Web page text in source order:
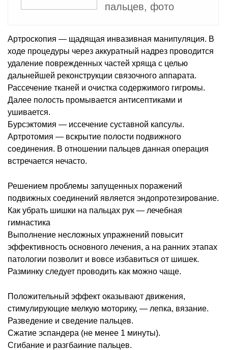
пальцев, фото
Артроскопия — щадящая инвазивная манипуляция. В
ходе процедуры через аккуратный надрез проводится
удаление поврежденных частей хряща с целью
дальнейшей реконструкции связочного аппарата.
Рассечение тканей и очистка содержимого гигромы.
Далее полость промывается антисептиками и
ушивается.
Бурсэктомия — иссечение суставной капсулы.
Артротомия — вскрытие полости подвижного
соединения. В отношении пальцев данная операция
встречается нечасто.
Решением проблемы запущенных поражений
подвижных соединений является эндопротезирование.
Как убрать шишки на пальцах рук — лечебная
гимнастика
Выполнение несложных упражнений повысит
эффективность основного лечения, а на ранних этапах
патологии позволит и вовсе избавиться от шишек.
Разминку следует проводить как можно чаще.
Положительный эффект оказывают движения,
стимулирующие мелкую моторику, — лепка, вязание.
Разведение и сведение пальцев.
Сжатие эспандера (не менее 1 минуты).
Сгибание и разгбаиние пальцев.